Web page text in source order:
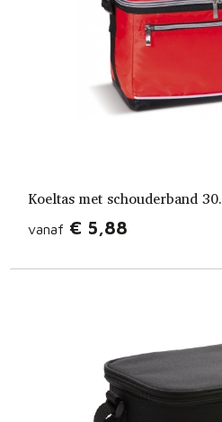
Koeltas met schouderband
vanaf € 5,88